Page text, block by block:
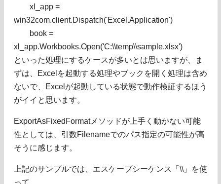
xl_app =
win32com.client.Dispatch('Excel.Application')
book =
xl_app.Workbooks.Open('C:\\temp\\sample.xlsx')
といった処理にするケースが多いとは思いますが、ま
ずは、Excelを起動する処理やブックを開く処理は含め
ないで、Excelが起動している状態で動作検証するほう
がイイと思います。
ExportAsFixedFormatメソッドが上手く動かない可能
性としては、引数Filenameでのパス指定の可能性が高
そうに感じます。
上記のサンプルでは、エスケープシーケンス「\\」を使
って、